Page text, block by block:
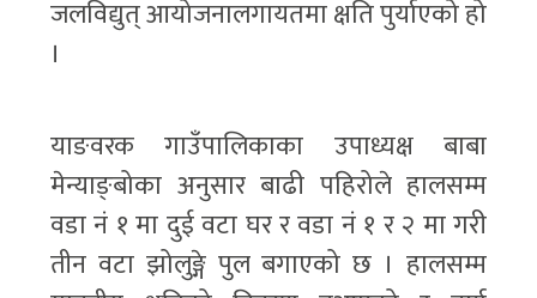
जलविद्युत् आयोजनालगायतमा क्षति पुर्याएको हो
।
याङवरक गाउँपालिकाका उपाध्यक्ष बाबा
मेन्याङ्बोका अनुसार बाढी पहिरोले हालसम्म
वडा नं १ मा दुई वटा घर र वडा नं १ र २ मा गरी
तीन वटा झोलुङ्गे पुल बगाएको छ । हालसम्म